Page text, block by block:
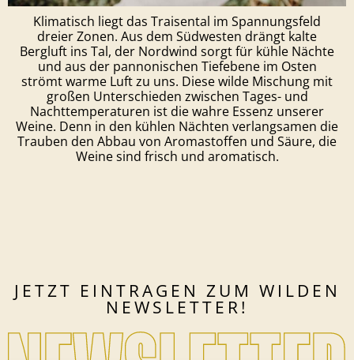
Klimatisch liegt das Traisental im Spannungsfeld
dreier Zonen. Aus dem Südwesten drängt kalte
Bergluft ins Tal, der Nordwind sorgt für kühle Nächte
und aus der pannonischen Tiefebene im Osten
strömt warme Luft zu uns. Diese wilde Mischung mit
großen Unterschieden zwischen Tages- und
Nachttemperaturen ist die wahre Essenz unserer
Weine. Denn in den kühlen Nächten verlangsamen die
Trauben den Abbau von Aromastoffen und Säure, die
Weine sind frisch und aromatisch.
JETZT EINTRAGEN ZUM WILDEN
NEWSLETTER!